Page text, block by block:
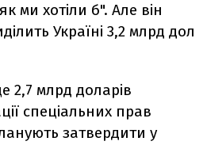
ми хотіли б". Але він
Україні 3,2 млрд дол
2,7 млрд доларів
спеціальних прав
затвердити у